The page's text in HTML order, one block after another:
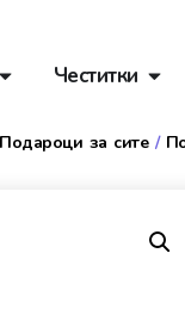
Честитки
Подароци за сите/